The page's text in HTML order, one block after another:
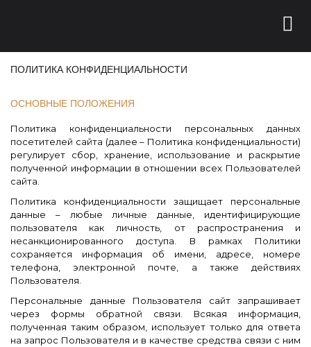
ПОЛИТИКА КОНФИДЕНЦИАЛЬНОСТИ
ОСНОВНЫЕ ПОЛОЖЕНИЯ
Политика конфиденциальности персональных данных
посетителей сайта (далее – Политика конфиденциальности)
регулирует сбор, хранение, использование и раскрытие
полученной информации в отношении всех Пользователей
сайта.
Политика конфиденциальности защищает персональные
данные – любые личные данные, идентифицирующие
пользователя как личность, от распространения и
несанкционированного доступа. В рамках Политики
сохраняется информация об имени, адресе, номере
телефона, электронной почте, а также действиях
Пользователя.
Персональные данные Пользователя сайт запрашивает
через формы обратной связи. Всякая информация,
полученная таким образом, использует только для ответа
на запрос Пользователя и в качестве средства связи с ним